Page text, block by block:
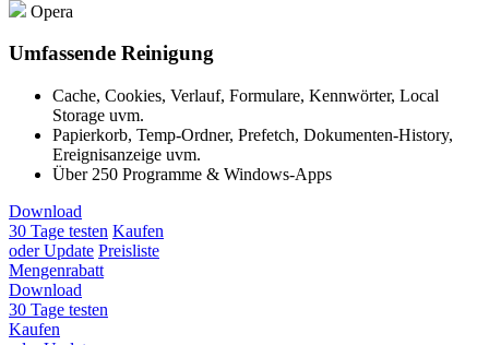
Opera
Umfassende Reinigung
Cache, Cookies, Verlauf, Formulare, Kennwörter, Local
Storage uvm.
Papierkorb, Temp-Ordner, Prefetch, Dokumenten-History,
Ereignisanzeige uvm.
Über 250 Programme & Windows-Apps
Download
30 Tage testen Kaufen
oder Update Preisliste
Mengenrabatt
Download
30 Tage testen
Kaufen